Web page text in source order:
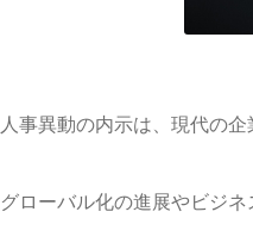
人事異動の内示は、現代の
グローバル化の進展やビジ